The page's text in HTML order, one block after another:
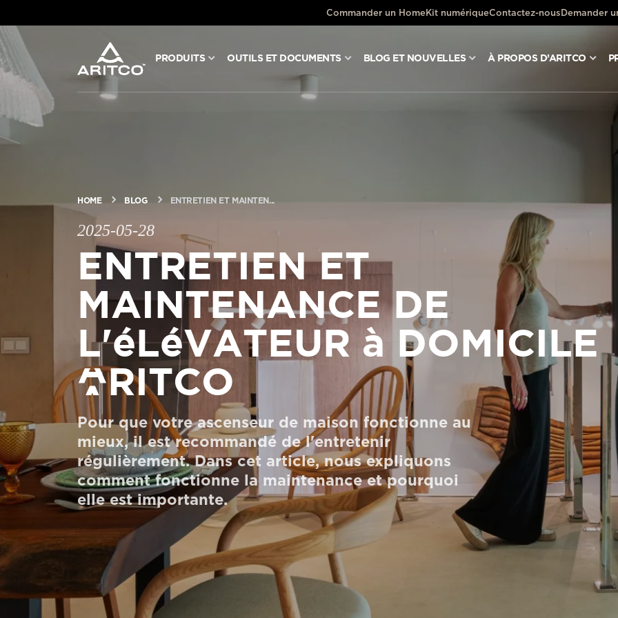
Commander un HomeKit numériqueContactez-nous Demander
PRODUITS OUTILS ET DOCUMENTS BLOG ET NOUVELLES À PROPOS D’ARITCO
PRODUITS
OUTILS ET DOCUMENTS
PROFESSIONNEL
Commander un HomeKit numérique
Contactez-nous
Demander un devis
Newsletter S’enregistrer
FAQ
Contactez-nous
HOME BLOG ENTRETIEN ET MAINTEN...
2025-05-28
Entretien et
maintenance de
l'élévateur à domicile
Aritco
Pour que votre ascenseur de maison fonctionne au
mieux, il est recommandé de l'entretenir
régulièrement. Dans cet article, nous expliquons
comment fonctionne la maintenance et pourquoi
elle est importante.